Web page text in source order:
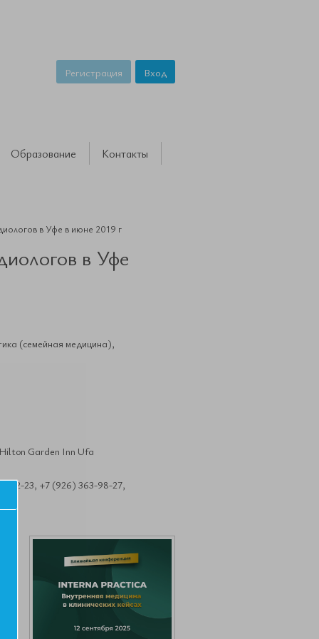
Регистрация Вход
Образование Контакты
в Уфе в июне 2019 г
в Уфе
(семейная медицина),
Hilton Garden Inn Ufa
42-23, +7 (926) 363-98-27,